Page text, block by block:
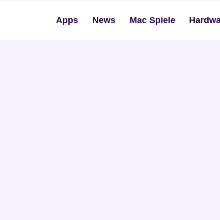
Apps News Mac Spiele